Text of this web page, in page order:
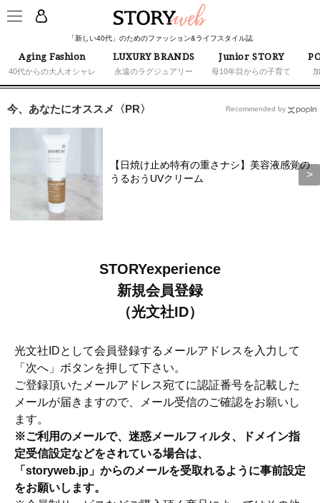
「新しい40代」のためのファッション&ライフスタイル誌
Aging Fashion
40代からの大人オシャレ
LUXURY BRANDS
永遠のラグジュアリー
Junior STORY
母10年目からの子育て
今、あなたにオススメ〈PR〉
【日焼け止め特有の重さナシ】美容液感覚の
うるおうUVクリーム
Recommended by
STORYexperience
新規会員登録
（光文社ID）
光文社IDとして会員登録するメールアドレスを入力して
「次へ」ボタンを押して下さい。
ご登録頂いたメールアドレス宛てに認証番号を記載した
メールが届きますので、メール受信のご確認をお願いし
ます。
※ご利用のメールで、迷惑メールフィルタ、ドメイン指
定受信設定などをされている場合は、
「storyweb.jp」からのメールを受取れるように事前設定
をお願いします。